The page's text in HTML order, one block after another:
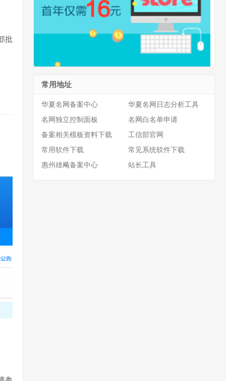
批
常用地址
华夏名网备案中心
华夏名网日志分析工具
名网独立控制面板
名网白名单申请
备案相关模板资料下载
工信部官网
常用软件下载
常见系统软件下载
惠州雄飚备案中心
站长工具